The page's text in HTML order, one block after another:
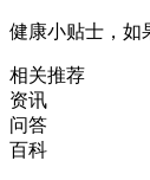
健康小贴士，如
相关推荐
资讯
问答
百科